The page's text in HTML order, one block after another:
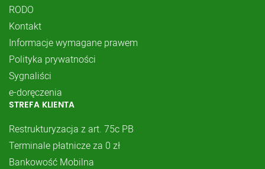
RODO
Kontakt
Informacje wymagane prawem
Polityka prywatności
Sygnaliści
e-doręczenia
STREFA KLIENTA
Restrukturyzacja z art. 75c PB
Terminale płatnicze za 0 zł
Bankowość Mobilna